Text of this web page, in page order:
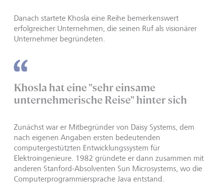
Danach startete Khosla eine Reihe bemerkenswert
erfolgreicher Unternehmen, die seinen Ruf als visionärer
Unternehmer begründeten.
Khosla hat eine "sehr einsame
unternehmerische Reise" hinter sich
Zunächst war er Mitbegründer von Daisy Systems, dem
nach eigenen Angaben ersten bedeutenden
computergestützten Entwicklungssystem für
Elektroingenieure. 1982 gründete er dann zusammen mit
anderen Stanford-Absolventen Sun Microsystems, wo die
Computerprogrammiersprache Java entstand.